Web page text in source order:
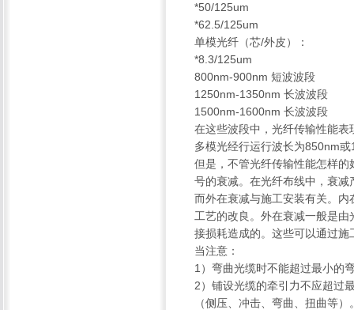
*50/125um
*62.5/125um
单模光纤（芯/外皮）：
*8.3/125um
800nm-900nm 短波波段
1250nm-1350nm 长波波段
1500nm-1600nm 长波波段
在这些波段中，光纤传输性能
多模光经行运行波长为850nm
但是，不管光纤传输性能怎样
号的衰减。在光纤布线中，衰
而外在衰减与施工安装有关。
工艺的改良。外在衰减一般是
接损耗造成的。这些可以通过
当注意：
1）弯曲光缆时不能超过最小的
2）铺设光缆的牵引力不应超过
（侧压、冲击、弯曲、扭曲等）